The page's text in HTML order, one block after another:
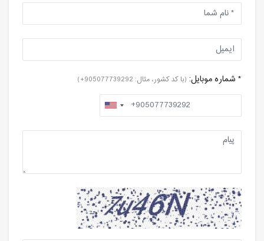
* شماره موبایل: (با کد کشور، مثال: 905077739292+)